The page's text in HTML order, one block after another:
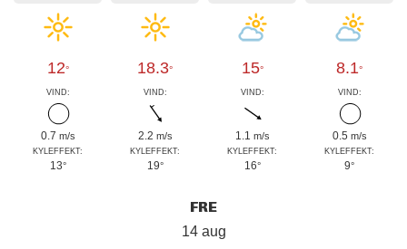
12°
VIND:
0.7 m/s
KYLEFFEKT:
13°
18.3°
VIND:
2.2 m/s
KYLEFFEKT:
19°
15°
VIND:
1.1 m/s
KYLEFFEKT:
16°
8.1°
VIND:
0.5 m/s
KYLEFFEKT:
9°
FRE
14 aug